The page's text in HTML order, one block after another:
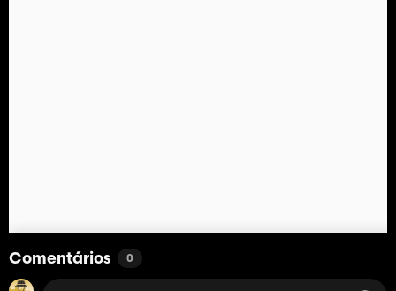
Comentários 0